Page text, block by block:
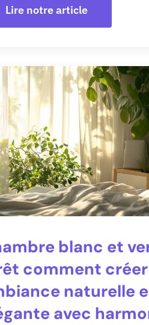
Lire notre article
blanc et
comment
naturelle
avec